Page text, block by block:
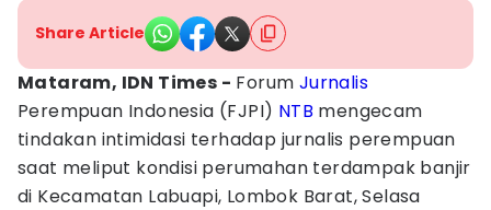
Share Article
Mataram, IDN Times - Forum Jurnalis
Perempuan Indonesia (FJPI) NTB mengecam
tindakan intimidasi terhadap jurnalis perempuan
saat meliput kondisi perumahan terdampak banjir
di Kecamatan Labuapi, Lombok Barat, Selasa